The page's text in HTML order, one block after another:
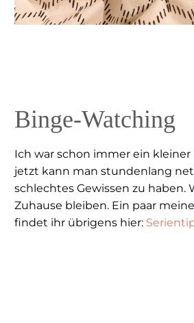
Binge-Watching
Ich war schon immer ein kleiner
jetzt kann man stundenlang
schlechtes Gewissen zu haben.
Zuhause bleiben. Ein paar
findet ihr übrigens hier: